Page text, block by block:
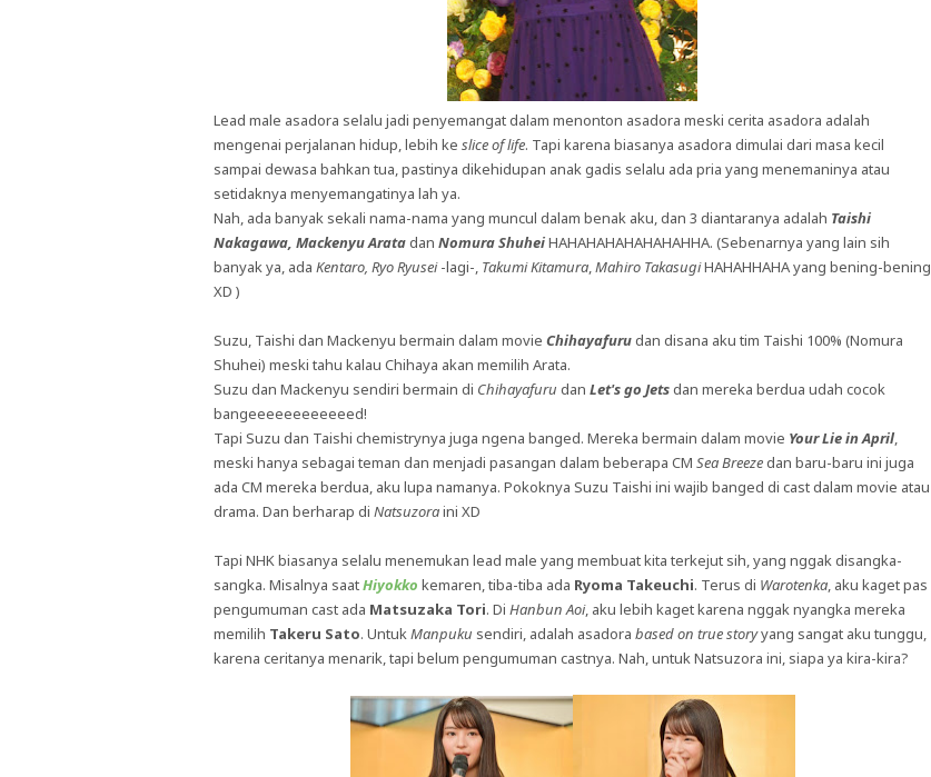
Lead male asadora selalu jadi penyemangat dalam menonton asadora meski cerita asadora adalah
mengenai perjalanan hidup, lebih ke slice of life. Tapi karena biasanya asadora dimulai dari masa kecil
sampai dewasa bahkan tua, pastinya dikehidupan anak gadis selalu ada pria yang menemaninya atau
setidaknya menyemangatinya lah ya.
Nah, ada banyak sekali nama-nama yang muncul dalam benak aku, dan 3 diantaranya adalah Taishi
Nakagawa, Mackenyu Aratadan Nomura ShuheiHAHAHAHAHAHAHAHHA. (Sebenarnya yang lain sih
banyak ya, ada Kentaro, Ryo Ryusei-lagi-, Takumi Kitamura,Mahiro TakasugiHAHAHHAHA yang bening-bening
XD )
Suzu, Taishi dan Mackenyu bermain dalam movie Chihayafurudan disana aku tim Taishi 100% (Nomura
Shuhei) meski tahu kalau Chihaya akan memilih Arata.
Suzu dan Mackenyu sendiri bermain di Chihayafuru dan Let's go Jetsdan mereka berdua udah cocok
bangeeeeeeeeeeeed!
Tapi Suzu dan Taishi chemistrynya juga ngena banged. Mereka bermain dalam movie Your Lie in April,
meski hanya sebagai teman dan menjadi pasangan dalam beberapa CM Sea Breezedan baru-baru ini juga
ada CM mereka berdua, aku lupa namanya. Pokoknya Suzu Taishi ini wajib banged di cast dalam movie atau
drama. Dan berharap di Natsuzoraini XD
Tapi NHK biasanya selalu menemukan lead male yang membuat kita terkejut sih, yang nggak disangka-
sangka. Misalnya saatHiyokko kemaren, tiba-tiba ada Ryoma Takeuchi. Terus di Warotenka, aku kaget pas
pengumuman cast ada Matsuzaka Tori. Di Hanbun Aoi, aku lebih kaget karena nggak nyangka mereka
memilih Takeru Sato. UntukManpuku sendiri, adalah asadora based on true storyyang sangat aku tunggu,
karena ceritanya menarik, tapi belum pengumuman castnya. Nah, untuk Natsuzora ini, siapa ya kira-kira?